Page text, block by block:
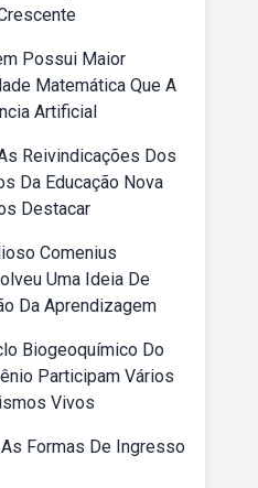
Possui Maior
Matemática Que A
Artificial
Reivindicações Dos
Da Educação Nova
Destacar
Comenius
Uma Ideia De
Da Aprendizagem
Biogeoquímico Do
Participam Vários
Vivos
Formas De Ingresso